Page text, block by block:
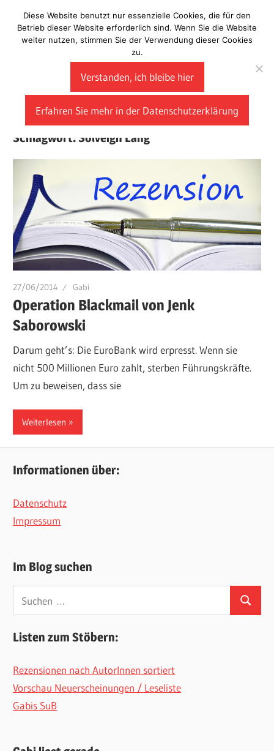
Inhalt
springen
Laberladen
Schlagwort:Solveigh Lang
27/06/2014 Gabi
Operation Blackmail von Jenk
Saborowski
Darum geht’s: Die EuroBank wird erpresst. Wenn sie
nicht 500 Millionen Euro zahlt, sterben Führungskräfte.
Um zu beweisen, dass sie
Weiterlesen
Informationen über:
Datenschutz
Impressum
Im Blog suchen
nach:
Suchen
Listen zum Stöbern:
Rezensionen nach AutorInnen sortiert
Vorschau Neuerscheinungen / Leseliste
Gabis SuB
Diese Website benutzt nur essenzielle Cookies, die für den
Betrieb dieser Website erforderlich sind. Wenn Sie die Website
weiter nutzen, stimmen Sie der Verwendung dieser Cookies
zu.
Verstanden, ich bleibe hier
Erfahren Sie mehr in der Datenschutzerklärung